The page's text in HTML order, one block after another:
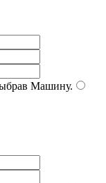
Машину.